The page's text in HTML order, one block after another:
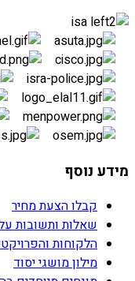
מידע נוסף
קבלו הצעת מחיר
שאלות ותשובות
הלקוחות
מילון מושגי יסוד